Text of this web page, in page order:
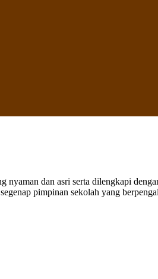
dan asri serta dilengkapi
pimpinan sekolah yang